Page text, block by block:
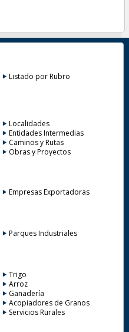
Listado por Rubro
Localidades
Entidades Intermedias
Caminos y Rutas
Obras y Proyectos
Empresas Exportadoras
Parques Industriales
Trigo
Arroz
Ganadería
Acopiadores de Granos
Servicios Rurales